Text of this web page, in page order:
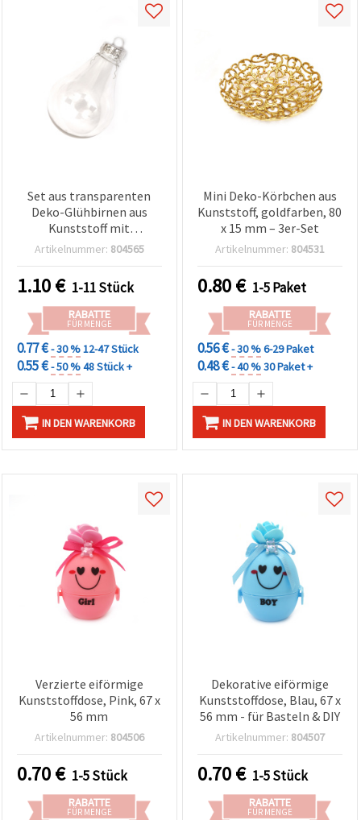
Set aus transparenten
Deko-Glühbirnen aus
Kunststoff mit
Metallkappe und Halter,
Artikelnummer: 804565
1.10€ 1-11 Stück
RABATTE
FÜR MENGE
0.77 €- 30 %12-47 Stück
0.55 €- 50 %48 Stück +
IN DEN WARENKORB
Mini Deko-Körbchen aus
Kunststoff, goldfarben, 80
x 15 mm – 3er-Set
Artikelnummer: 804531
0.80€ 1-5 Paket
RABATTE
FÜR MENGE
0.56 €- 30 %6-29 Paket
0.48 €- 40 %30 Paket +
IN DEN WARENKORB
Verzierte eiförmige
Kunststoffdose, Pink, 67 x
56 mm
Artikelnummer: 804506
0.70€ 1-5 Stück
RABATTE
FÜR MENGE
Dekorative eiförmige
Kunststoffdose, Blau, 67 x
56 mm - für Basteln & DIY
Artikelnummer: 804507
0.70€ 1-5 Stück
RABATTE
FÜR MENGE